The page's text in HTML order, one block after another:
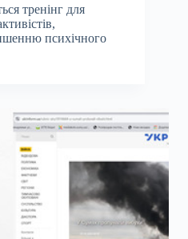
тренінг для
психічного